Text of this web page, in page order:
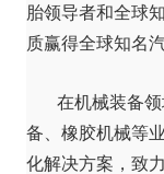
胎领导者和全球
质赢得全球知名
在机械装备
备、橡胶机械等
化解决方案，致